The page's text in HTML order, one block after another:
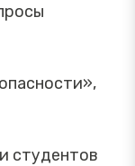
студентов